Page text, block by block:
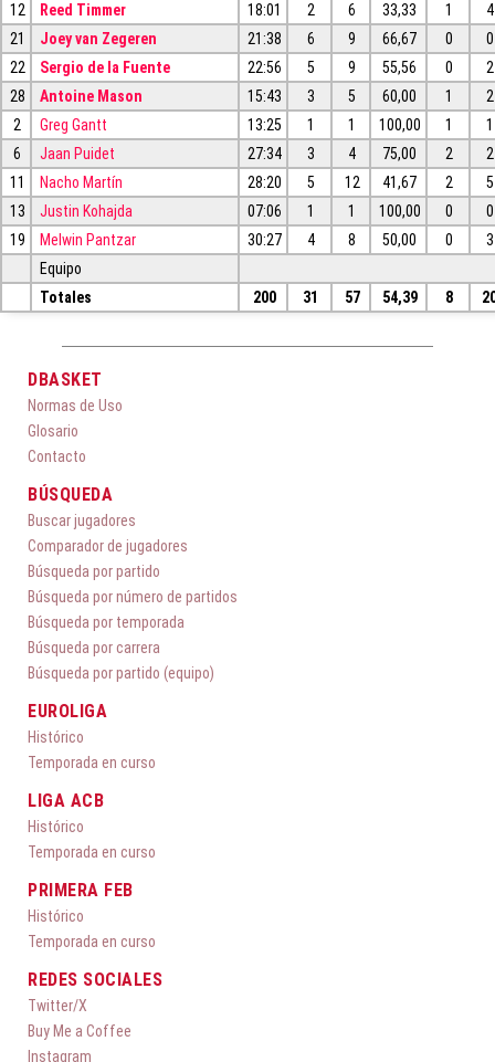
12
Reed Timmer 18:01 2 6 33,33 1
4
21
Joey van Zegeren 21:38 6 9 66,67 0
0
22
Sergio de la Fuente 22:56 5 9 55,56 0
2
28
Antoine Mason 15:43 3 5 60,00 1
2
2
Greg Gantt 13:25 1 1 100,00 1
1
6
Jaan Puidet 27:34 3 4 75,00 2
2
11
Nacho Martín 28:20 5 12 41,67 2
5
13
Justin Kohajda 07:06 1 1 100,00 0
0
19
Melwin Pantzar 30:27 4 8 50,00 0
3
Equipo
Totales
200 31 57 54,39 8
DBASKET
Normas de Uso
Glosario
Contacto
BÚSQUEDA
Buscar jugadores
Comparador de jugadores
Búsqueda por partido
Búsqueda por número de partidos
Búsqueda por temporada
Búsqueda por carrera
Búsqueda por partido (equipo)
EUROLIGA
Histórico
Temporada en curso
LIGA ACB
Histórico
Temporada en curso
PRIMERA FEB
Histórico
Temporada en curso
REDES SOCIALES
Twitter/X
Buy Me a Coffee
Instagram